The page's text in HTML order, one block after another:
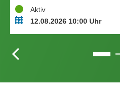
StatusAktiv
Termin12.08.2026 10:00 Uhr